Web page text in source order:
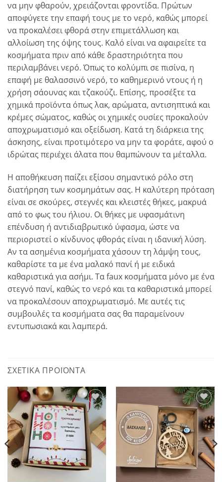
να μην φθαρούν, χρειάζονται φροντίδα. Πρώτων
αποφύγετε την επαφή τους με το νερό, καθώς μπορεί
να προκαλέσει φθορά στην επιμετάλλωση και
αλλοίωση της όψης τους. Καλό είναι να αφαιρείτε τα
κοσμήματα πριν από κάθε δραστηριότητα που
περιλαμβάνει νερό. Όπως το κολύμπι σε πισίνα, η
επαφή με θαλασσινό νερό, το καθημερινό ντους ή η
χρήση σάουνας και τζακούζι. Επίσης, προσέξτε τα
χημικά προϊόντα όπως λακ, αρώματα, αντισηπτικά και
κρέμες σώματος, καθώς οι χημικές ουσίες προκαλούν
αποχρωματισμό και οξείδωση. Κατά τη διάρκεια της
άσκησης, είναι προτιμότερο να μην τα φοράτε, αφού ο
ιδρώτας περιέχει άλατα που θαμπώνουν τα μέταλλα.
Η αποθήκευση παίζει εξίσου σημαντικό ρόλο στη
διατήρηση των κοσμημάτων σας. Η καλύτερη πρόταση
είναι σε σκούρες, στεγνές και κλειστές θήκες, μακρυά
από το φως του ήλιου. Οι θήκες με υφασμάτινη
επένδυση ή αντιδιαβρωτικό ύφασμα, ώστε να
περιοριστεί ο κίνδυνος φθοράς είναι η ιδανική λύση.
Αν τα ασημένια κοσμήματα χάσουν τη λάμψη τους,
καθαρίστε τα με ένα μαλακό πανί ή με ειδικά
καθαριστικά για ασήμι. Τα faux κοσμήματα μόνο με ένα
στεγνό πανί, καθώς το νερό και τα καθαριστικά μπορεί
να προκαλέσουν αποχρωματισμό. Με αυτές τις
συμβουλές τα κοσμήματα σας θα παραμείνουν
εντυπωσιακά και λαμπερά.
ΣΧΕΤΙΚΆ ΠΡΟΪΌΝΤΑ
Add to
wishlist
Add to
wishlist